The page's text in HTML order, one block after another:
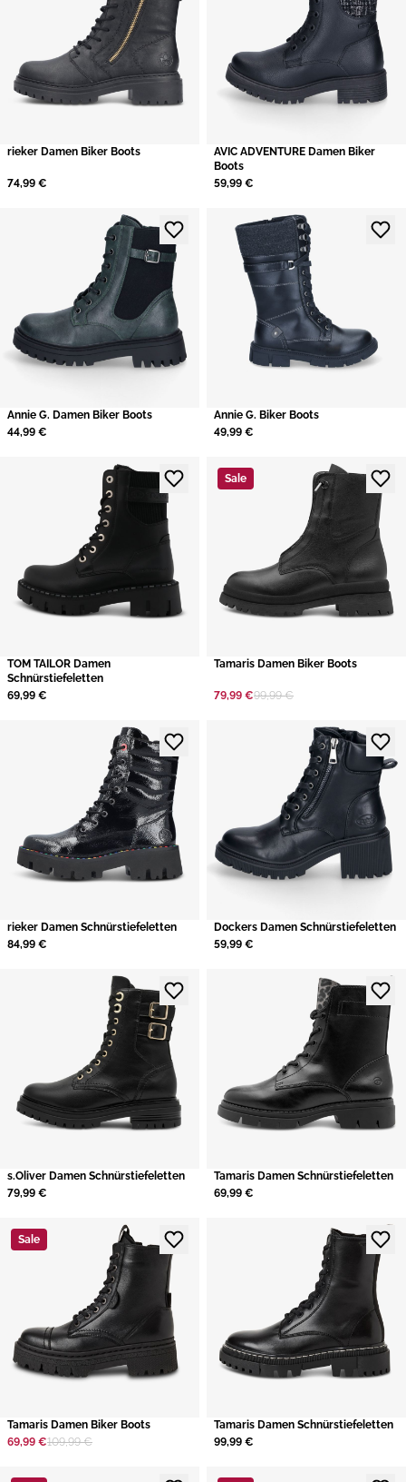
rieker Damen Biker Boots
74,99 €
AVIC ADVENTURE Damen Biker
Boots
59,99 €
Annie G. Damen Biker Boots
44,99 €
Annie G. Biker Boots
49,99 €
TOM TAILOR Damen
Schnürstiefeletten
69,99 €
Sale
Tamaris Damen Biker Boots
79,99 €99,99 €
rieker Damen Schnürstiefeletten
84,99 €
Dockers Damen Schnürstiefeletten
59,99 €
s.Oliver Damen Schnürstiefeletten
79,99 €
Tamaris Damen Schnürstiefeletten
69,99 €
Sale
Tamaris Damen Biker Boots
69,99 €109,99 €
Tamaris Damen Schnürstiefeletten
99,99 €